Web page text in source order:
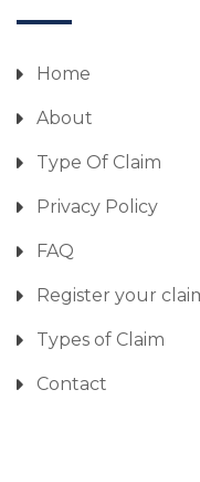
Home
About
Type Of Claim
Privacy Policy
FAQ
Register your
Types of Claim
Contact